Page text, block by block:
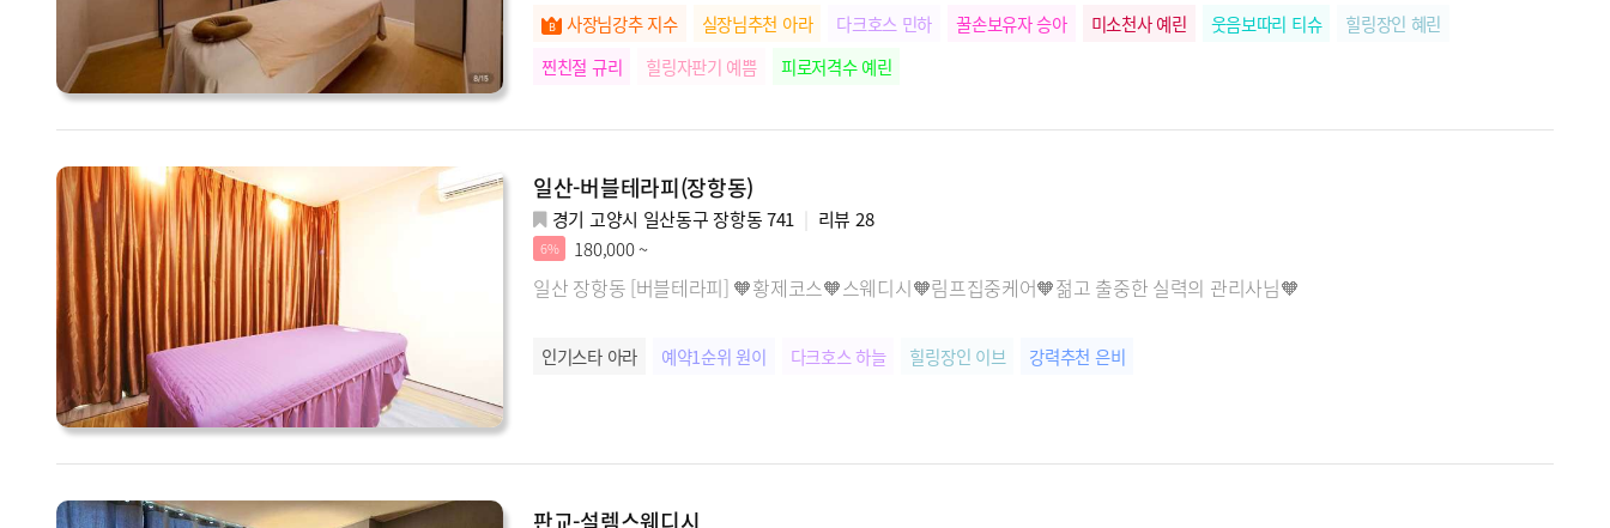
사장님강추 지수 실장님추천 아라 다크호스 민하 꿀손보유자 승아 미소천사 예린 웃음보따리 티슈
힐링장인 혜린
찐친절 규리
힐링자판기 예쁨 피로저격수 예린
일산-버블테라피(장항동)
경기 고양시 일산동구 장항동 741 리뷰 28
6% 180,000 ~
일산 장항동 [버블테라피] 🧡황제코스🧡스웨디시🧡림프집중케어🧡젊고 출중한 실력의 관리사님🧡
인기스타 아라 예약1순위 원이 다크호스 하늘 힐링장인 이브 강력추천 은비
판교-설렘스웨디시